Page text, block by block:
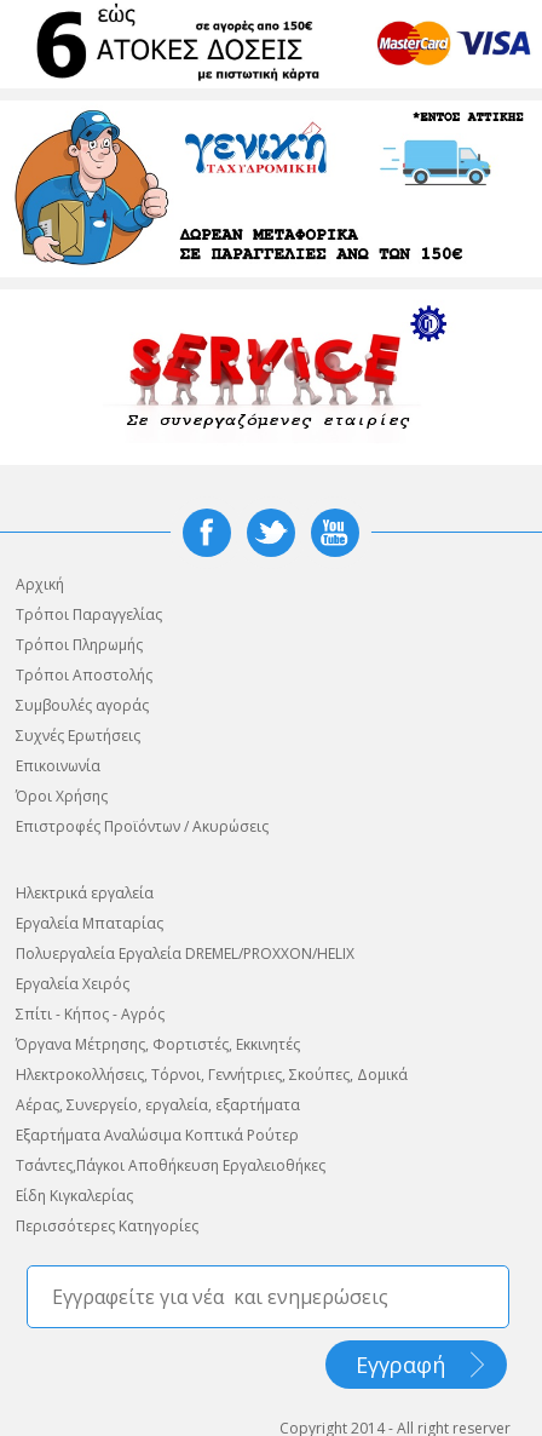
Αρχική
Τρόποι Παραγγελίας
Τρόποι Πληρωμής
Τρόποι Αποστολής
Συμβουλές αγοράς
Συχνές Ερωτήσεις
Επικοινωνία
Όροι Χρήσης
Επιστροφές Προϊόντων / Ακυρώσεις
Ηλεκτρικά εργαλεία
Εργαλεία Μπαταρίας
Πολυεργαλεία Εργαλεία DREMEL/PROXXON/HELIX
Εργαλεία Χειρός
Σπίτι - Κήπος - Αγρός
Όργανα Μέτρησης, Φορτιστές, Εκκινητές
Ηλεκτροκολλήσεις, Τόρνοι, Γεννήτριες, Σκούπες, Δομικά
Αέρας, Συνεργείο, εργαλεία, εξαρτήματα
Εξαρτήματα Αναλώσιμα Κοπτικά Ρούτερ
Τσάντες,Πάγκοι Αποθήκευση Εργαλειοθήκες
Είδη Κιγκαλερίας
Περισσότερες Κατηγορίες
Copyright 2014 - All right reserver